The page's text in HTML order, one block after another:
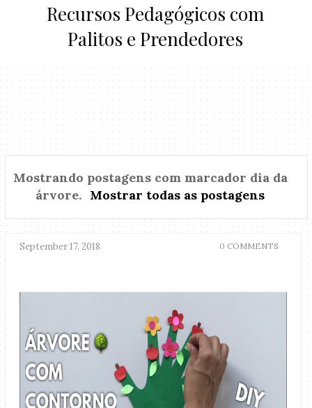
Recursos Pedagógicos com
Palitos e Prendedores
Mostrando postagens com marcador dia da
árvore. Mostrar todas as postagens
September 17, 2018 0 COMMENTS